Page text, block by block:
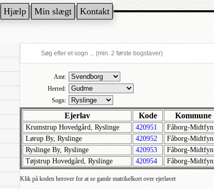
Hjælp Min slægt Kontakt
Amt:
Herred:
Sogn:
Ejerlav Kode Kommune
Krumstrup Hovedgård, Ryslinge 420951
Fåborg-Midtfyn
Lørup By, Ryslinge
420952
Fåborg-Midtfyn
Ryslinge By, Ryslinge
420953
Fåborg-Midtfyn
Tøjstrup Hovedgård, Ryslinge
420954 Fåborg-Midtfyn
Klik på koden herover for at se gamle matrikelkort over ejerlavet